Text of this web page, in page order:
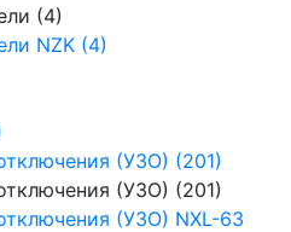
(4)
NZK (4)
(УЗО) (201)
(УЗО) (201)
(УЗО) NXL-63